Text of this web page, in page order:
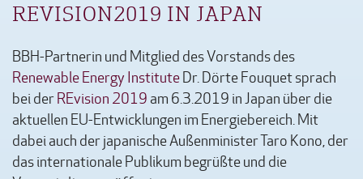
REVISION2019 IN JAPAN
BBH-Partnerin und Mitglied des Vorstands des
Renewable Energy Institute Dr. Dörte Fouquet sprach
bei der REvision 2019 am 6.3.2019 in Japan über die
aktuellen EU-Entwicklungen im Energiebereich. Mit
dabei auch der japanische Außenminister Taro Kono, der
das internationale Publikum begrüßte und die